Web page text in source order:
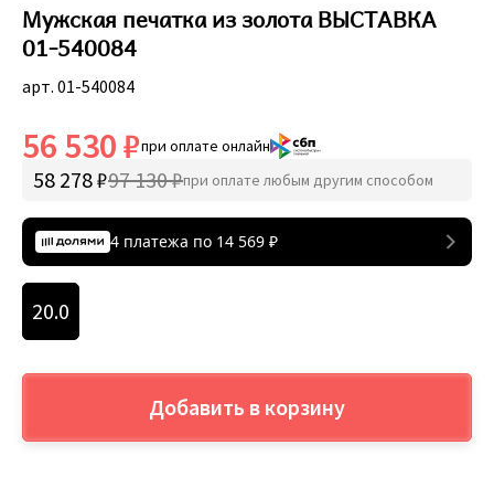
Мужская печатка из золота ВЫСТАВКА
01-540084
арт. 01-540084
56 530 ₽при оплате онлайн
58 278 ₽97 130 ₽при оплате любым другим способом
4 платежа по 14 569 ₽
20.0
Добавить в корзину